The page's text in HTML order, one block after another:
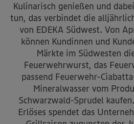
Kulinarisch genießen und
tun, das verbindet die
von EDEKA Südwest. Von
können Kundinnen und
Märkte im Südwesten
Feuerwehrwurst, das
passend Feuerwehr-
Mineralwasser vom
Schwarzwald-Sprudel
Erlöses spendet das